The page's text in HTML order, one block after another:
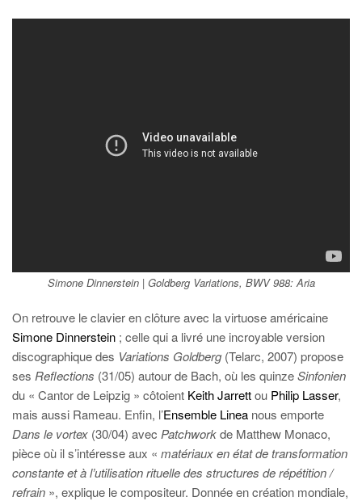
Simone Dinnerstein | Goldberg Variations, BWV 988: Aria
On retrouve le clavier en clôture avec la virtuose américaine
Simone Dinnerstein ; celle qui a livré une incroyable version
discographique des Variations Goldberg (Telarc, 2007) propose
ses Reflections (31/05) autour de Bach, où les quinzeSinfonien
du « Cantor de Leipzig » côtoient Keith Jarrettou Philip Lasser,
mais aussi Rameau. Enfin, l’Ensemble Linea nous emporte
Dans le vortex (30/04) avec Patchworkde Matthew Monaco,
pièce où il s’intéresse aux « matériaux en état de transformation
constante et à l’utilisation rituelle des structures de répétition /
refrain », explique le compositeur. Donnée en création mondiale,